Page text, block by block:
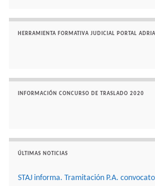
HERRAMIENTA FORMATIVA JUDICIAL PORTAL
INFORMACIÓN CONCURSO DE TRASLADO 2020
ÚLTIMAS NOTICIAS
STAJ informa. Tramitación P.A.